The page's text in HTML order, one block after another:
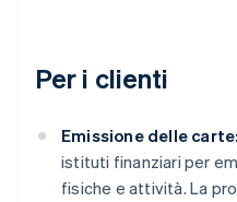
Per i clienti
Emissione delle carte:
istituti finanziari per
fisiche e attività. La